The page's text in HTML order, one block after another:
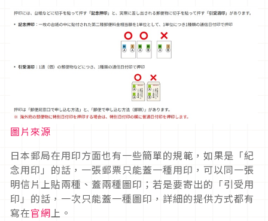
圖片來源
日本郵局在用印方面也有一些簡單的規範，如果是「紀
念用印」的話，一張郵票只能蓋一種用印，可以同一張
明信片上貼兩種、蓋兩種圖印；若是要寄出的「引受用
印」的話，一次只能蓋一種圖印，詳細的提供方式都有
寫在官網上。